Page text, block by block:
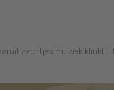
zachtjes muziek klinkt